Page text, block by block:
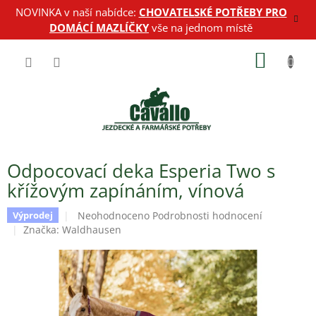
PřejítNOVINKA v naší nabídce: CHOVATELSKÉ POTŘEBY PRO
DOMÁCÍ MAZLÍČKYvše na jednom místě
Odpocovací deka Esperia Two s
křížovým zapínáním, vínová
Výprodej
Průměrné
hodnocení
je
0,0
z
5
hvězdiček.
Neohodnoceno Podrobnosti hodnocení
Značka: Waldhausen